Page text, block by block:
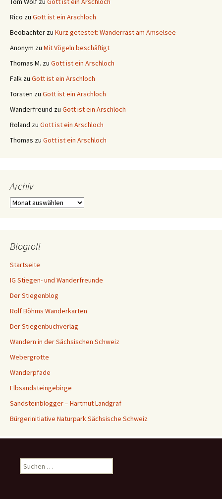
Rico zu Gott ist ein Arschloch
Beobachter zu Kurz getestet: Wanderrast am Amselsee
Anonym zu Mit Vögeln beschäftigt
Thomas M. zu Gott ist ein Arschloch
Falk zu Gott ist ein Arschloch
Torsten zu Gott ist ein Arschloch
Wanderfreund zu Gott ist ein Arschloch
Roland zu Gott ist ein Arschloch
Thomas zu Gott ist ein Arschloch
Archiv
Archiv
Blogroll
Startseite
IG Stiegen- und Wanderfreunde
Der Stiegenblog
Rolf Böhms Wanderkarten
Der Stiegenbuchverlag
Wandern in der Sächsischen Schweiz
Webergrotte
Wanderpfade
Elbsandsteingebirge
Sandsteinblogger – Hartmut Landgraf
Bürgerinitiative Naturpark Sächsische Schweiz
Suchen
nach: